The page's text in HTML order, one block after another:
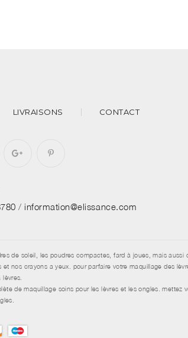
LIVRAISONS CONTACT
/ information@elissance.com
de soleil, les poudres compactes, fard à joues, mais aussi
nos crayons a yeux. pour parfaire votre maquillage des
de maquillage soins pour les lèvres et les ongles. mettez